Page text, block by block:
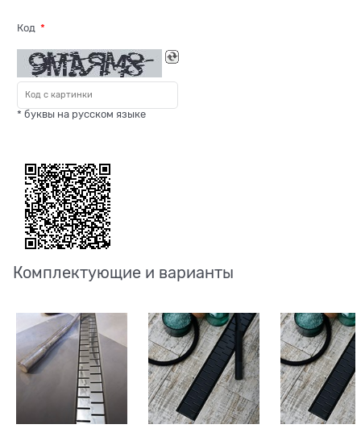
Код
* буквы на русском языке
Комплектующие и варианты